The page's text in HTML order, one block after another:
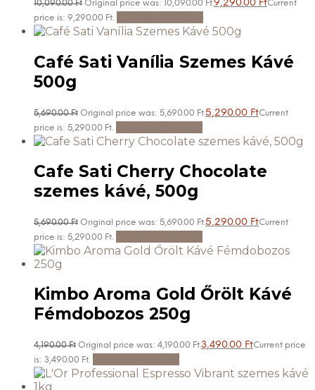
10,090.00Ft Original price was: 10,090.00 Ft.9,290.00 FtCurrent
price is: 9,290.00 Ft.
Café Sati Vanília Szemes Kávé
500g
5,690.00Ft Original price was: 5,690.00 Ft.5,290.00 FtCurrent
price is: 5,290.00 Ft.
Cafe Sati Cherry Chocolate
szemes kávé, 500g
5,690.00Ft Original price was: 5,690.00 Ft.5,290.00 FtCurrent
price is: 5,290.00 Ft.
Kimbo Aroma Gold Őrölt Kávé
Fémdobozos 250g
4,190.00Ft Original price was: 4,190.00 Ft.3,490.00 FtCurrent price
is: 3,490.00 Ft.